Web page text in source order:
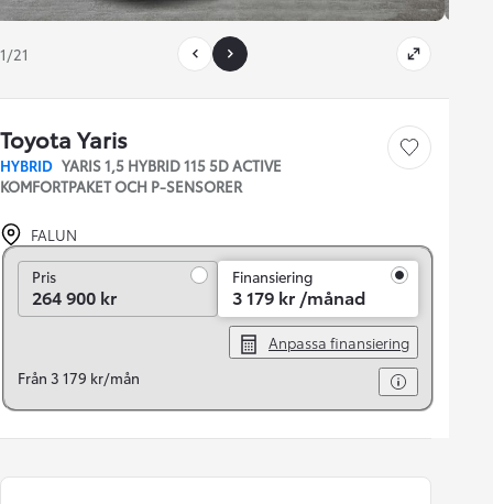
1/21
Toyota Yaris
HYBRID YARIS 1,5 HYBRID 115 5D ACTIVE
KOMFORTPAKET OCH P-SENSORER
Save car
FALUN
PrisPris
264 900 kr
Finansiering
3 179 kr /månad
Anpassa finansiering
Från 3 179 kr/mån